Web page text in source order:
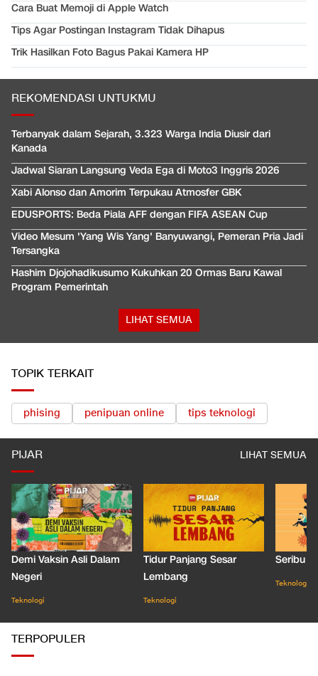
Cara Buat Memoji di Apple Watch
Tips Agar Postingan Instagram Tidak Dihapus
Trik Hasilkan Foto Bagus Pakai Kamera HP
REKOMENDASI UNTUKMU
Terbanyak dalam Sejarah, 3.323 Warga India Diusir dari
Kanada
Jadwal Siaran Langsung Veda Ega di Moto3 Inggris 2026
Xabi Alonso dan Amorim Terpukau Atmosfer GBK
EDUSPORTS: Beda Piala AFF dengan FIFA ASEAN Cup
Video Mesum 'Yang Wis Yang' Banyuwangi, Pemeran Pria Jadi
Tersangka
Hashim Djojohadikusumo Kukuhkan 20 Ormas Baru Kawal
Program Pemerintah
LIHAT SEMUA
TOPIK TERKAIT
phising penipuan online tips teknologi
PIJAR LIHAT SEMUA
Demi Vaksin Asli Dalam
Negeri
Teknologi
Tidur Panjang Sesar
Lembang
Teknologi
Seribu
Teknologi
TERPOPULER